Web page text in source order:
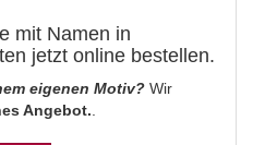
mit Namen in
jetzt online bestellen.
eigenen Motiv? Wir
Angebot.